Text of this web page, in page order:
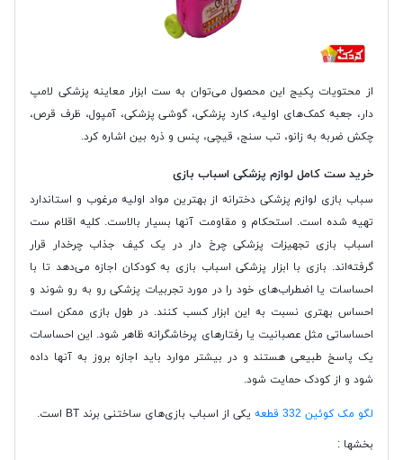
از محتویات پکیج این محصول می‌توان به ست ابزار معاینه پزشکی لامپ
دار، جعبه کمک‌های اولیه، کارد پزشکی، گوشی پزشکی، آمپول، ظرف قرص،
چکش ضربه به زانو، تب سنج، قیچی، پنس و ذره بین اشاره کرد.
خرید ست کامل لوازم پزشکی اسباب بازی
سباب بازی لوازم پزشکی دخترانه از بهترین مواد اولیه مرغوب و استاندارد
تهیه شده است. استحکام و مقاومت آنها بسیار بالاست. کلیه اقلام ست
اسباب بازی تجهیزات پزشکی چرخ دار در یک کیف جذاب چرخدار قرار
گرفته‌اند. بازی با ابزار پزشکی اسباب بازی به کودکان اجازه می‌دهد تا با
احساسات یا اضطراب‌های خود را در مورد تجربیات پزشکی رو به رو شوند و
احساس بهتری نسبت به این ابزار کسب کنند. در طول بازی ممکن است
احساساتی مثل عصبانیت یا رفتارهای پرخاشگرانه ظاهر شود. این احساسات
یک پاسخ طبیعی هستند و در بیشتر موارد باید اجازه بروز به آنها داده
شود و از کودک حمایت شود.
لگو مک کوئین 332 قطعه یکی از اسباب بازی‌های ساختنی برند BT است.
بخشها :